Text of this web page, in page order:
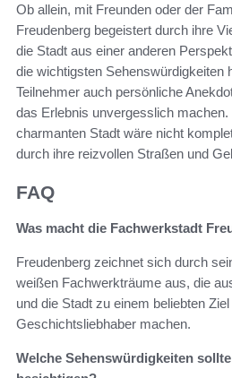
Ob allein, mit Freunden oder der
Freudenberg begeistert durch ihre
die Stadt aus einer anderen
die wichtigsten Sehenswürdigkeiten
Teilnehmer auch persönliche
das Erlebnis unvergesslich
charmanten Stadt wäre nicht
durch ihre reizvollen Straßen und
FAQ
Was macht die Fachwerkstadt
Freudenberg zeichnet sich durch
weißen Fachwerkträume aus, die
und die Stadt zu einem beliebten
Geschichtsliebhaber machen.
Welche Sehenswürdigkeiten